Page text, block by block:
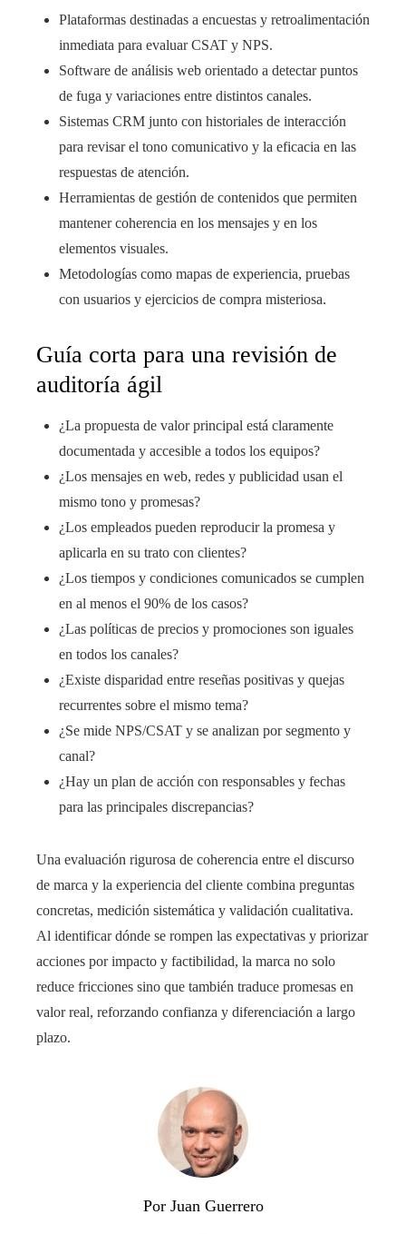
Plataformas destinadas a encuestas y retroalimentación
inmediata para evaluar CSAT y NPS.
Software de análisis web orientado a detectar puntos
de fuga y variaciones entre distintos canales.
Sistemas CRM junto con historiales de interacción
para revisar el tono comunicativo y la eficacia en las
respuestas de atención.
Herramientas de gestión de contenidos que permiten
mantener coherencia en los mensajes y en los
elementos visuales.
Metodologías como mapas de experiencia, pruebas
con usuarios y ejercicios de compra misteriosa.
Guía corta para una revisión de
auditoría ágil
¿La propuesta de valor principal está claramente
documentada y accesible a todos los equipos?
¿Los mensajes en web, redes y publicidad usan el
mismo tono y promesas?
¿Los empleados pueden reproducir la promesa y
aplicarla en su trato con clientes?
¿Los tiempos y condiciones comunicados se cumplen
en al menos el 90% de los casos?
¿Las políticas de precios y promociones son iguales
en todos los canales?
¿Existe disparidad entre reseñas positivas y quejas
recurrentes sobre el mismo tema?
¿Se mide NPS/CSAT y se analizan por segmento y
canal?
¿Hay un plan de acción con responsables y fechas
para las principales discrepancias?
Una evaluación rigurosa de coherencia entre el discurso
de marca y la experiencia del cliente combina preguntas
concretas, medición sistemática y validación cualitativa.
Al identificar dónde se rompen las expectativas y priorizar
acciones por impacto y factibilidad, la marca no solo
reduce fricciones sino que también traduce promesas en
valor real, reforzando confianza y diferenciación a largo
plazo.
Por Juan Guerrero